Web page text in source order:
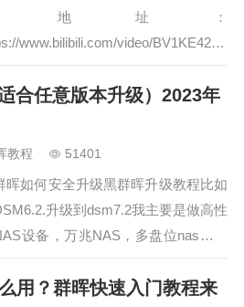
地址：
www.bilibili.com/video/BV1KE421
【型号选择】最佳型号推荐：
、DS3622xs+、
对照表，了解群晖所有型号的特点。
合任意版本升级）2023年
教程 51401
晖如何安全升级黑群晖升级教程比如
升级到dsm7.2我主要是做高性
设备，万兆NAS，多盘位nas，全
NAS这些。主要关注 群晖NAS、
虚拟化、和爱快路由,用过一款白群
用？群晖快速入门教程来